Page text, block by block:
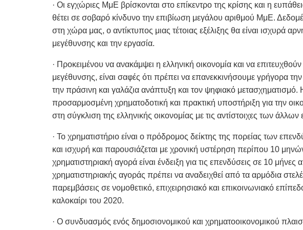
· Οι εγχώριες ΜμΕ βρίσκονται στο επίκεντρο της κρίσης και η
θέτει σε σοβαρό κίνδυνο την επιβίωση μεγάλου αριθμού ΜμΕ.
στη χώρα μας, ο αντίκτυπος μιας τέτοιας εξέλιξης θα είναι ισχυρά
μεγέθυνσης και την εργασία.
· Προκειμένου να ανακάμψει η ελληνική οικονομία και να επιτευχθούν
μεγέθυνσης, είναι σαφές ότι πρέπει να επανεκκινήσουμε γρήγορα
την πράσινη και γαλάζια ανάπτυξη και τον ψηφιακό μετασχηματισμό.
προσαρμοσμένη χρηματοδοτική και πρακτική υποστήριξη για την
στη σύγκλιση της ελληνικής οικονομίας με τις αντίστοιχες των
· Το χρηματιστήριο είναι ο πρόδρομος δείκτης της πορείας των
και ισχυρή και παρουσιάζεται με χρονική υστέρηση περίπου 10
χρηματιστηριακή αγορά είναι ένδειξη για τις επενδύσεις σε 10
χρηματιστηριακής αγοράς πρέπει να αναδειχθεί από τα αρμόδια
παρεμβάσεις σε νομοθετικό, επιχειρησιακό και επικοινωνιακό
καλοκαίρι του 2020.
· Ο συνδυασμός ενός δημοσιονομικού και χρηματοοικονομικού